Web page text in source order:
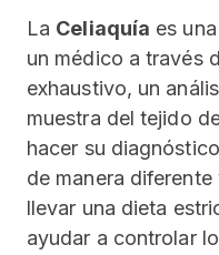
La Celiaquía es
un médico a través
exhaustivo, un
muestra del tejido
hacer su
de manera
llevar una dieta
ayudar a controlar